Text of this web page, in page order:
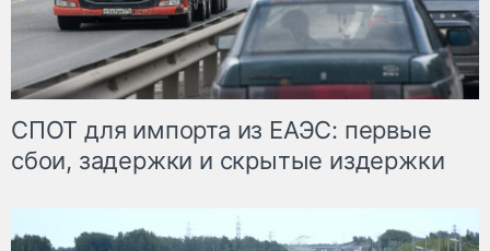
СПОТ для импорта из ЕАЭС: первые
сбои, задержки и скрытые издержки